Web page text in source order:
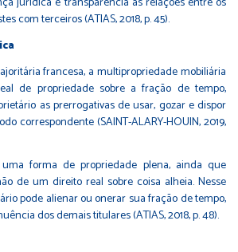
com terceiros (ATIAS, 2018, p. 45).
francesa, a multipropriedade mobiliária
de propriedade sobre a fração de tempo,
as prerrogativas de usar, gozar e dispor
correspondente (SAINT-ALARY-HOUIN, 2019,
forma de propriedade plena, ainda que
de um direito real sobre coisa alheia. Nesse
pode alienar ou onerar sua fração de tempo,
dos demais titulares (ATIAS, 2018, p. 48).